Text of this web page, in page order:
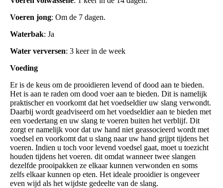
Voeren jong: Om de 7 dagen.
Waterbak: Ja
Water verversen: 3 keer in de week
Voeding
Er is de keus om de prooidieren levend of dood aan te bieden.
Het is aan te raden om dood voer aan te bieden. Dit is namelijk
praktischer en voorkomt dat het voedseldier uw slang verwondt.
Daarbij wordt geadviseerd om het voedseldier aan te bieden met
een voedertang en uw slang te voeren buiten het verblijf. Dit
zorgt er namelijk voor dat uw hand niet geassocieerd wordt met
voedsel en voorkomt dat u slang naar uw hand grijpt tijdens het
voeren. Indien u toch voor levend voedsel gaat, moet u toezicht
houden tijdens het voeren. dit omdat wanneer twee slangen
dezelfde prooipakken ze elkaar kunnen verwonden en soms
zelfs elkaar kunnen op eten. Het ideale prooidier is ongeveer
even wijd als het wijdste gedeelte van de slang.